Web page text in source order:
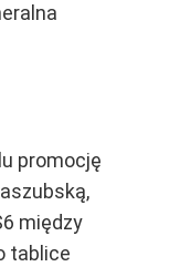
promocję
między
tablice